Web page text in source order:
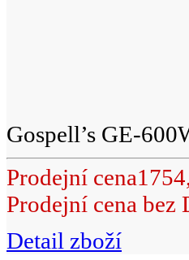
Gospell’s GE-
Prodejní cena
Prodejní cena bez
Detail zboží